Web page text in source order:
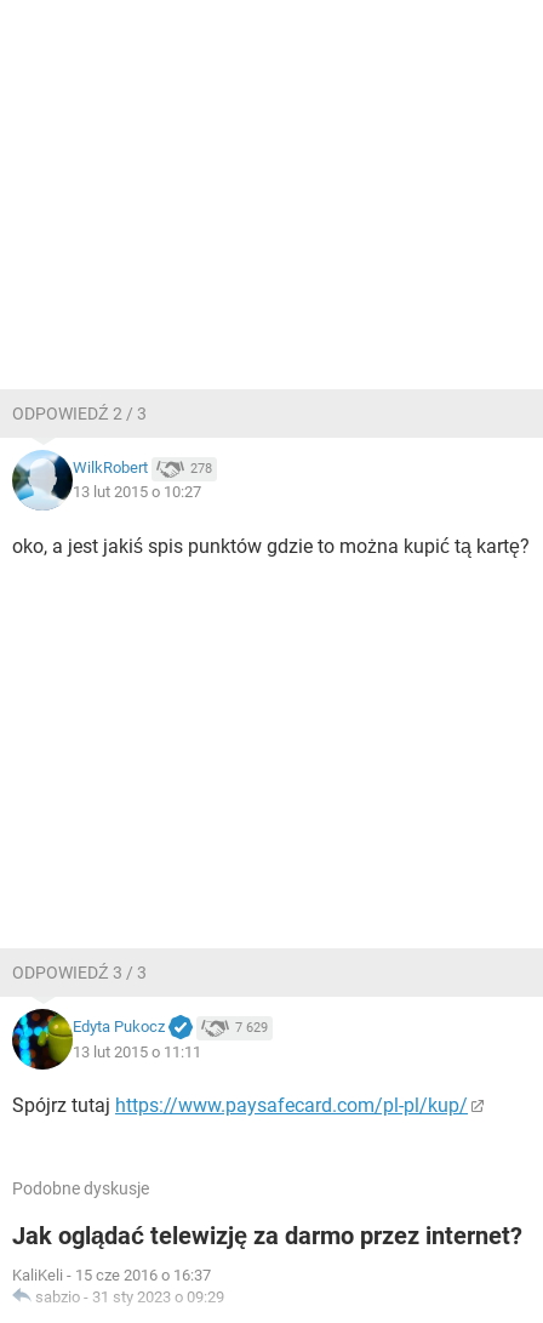
ODPOWIEDŹ 2 / 3
WilkRobert 278
13 lut 2015 o 10:27
oko, a jest jakiś spis punktów gdzie to można kupić tą kartę?
ODPOWIEDŹ 3 / 3
Edyta Pukocz 7 629
13 lut 2015 o 11:11
Spójrz tutaj https://www.paysafecard.com/pl-pl/kup/
Podobne dyskusje
Jak oglądać telewizję za darmo przez internet?
KaliKeli - 15 cze 2016 o 16:37
sabzio - 31 sty 2023 o 09:29